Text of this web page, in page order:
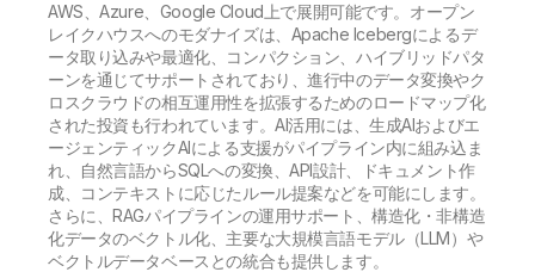
AWS、Azure、Google Cloud上で展開可能です。オープン
レイクハウスへのモダナイズは、Apache Icebergによるデ
ータ取り込みや最適化、コンパクション、ハイブリッドパタ
ーンを通じてサポートされており、進行中のデータ変換やク
ロスクラウドの相互運用性を拡張するためのロードマップ化
された投資も行われています。AI活用には、生成AIおよびエ
ージェンティックAIによる支援がパイプライン内に組み込ま
れ、自然言語からSQLへの変換、API設計、ドキュメント作
成、コンテキストに応じたルール提案などを可能にします。
さらに、RAGパイプラインの運用サポート、構造化・非構造
化データのベクトル化、主要な大規模言語モデル（LLM）や
ベクトルデータベースとの統合も提供します。